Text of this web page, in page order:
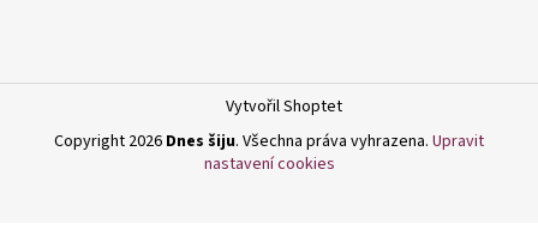
Vytvořil Shoptet
Copyright 2026 Dnes šiju. Všechna práva vyhrazena. Upravit
nastavení cookies